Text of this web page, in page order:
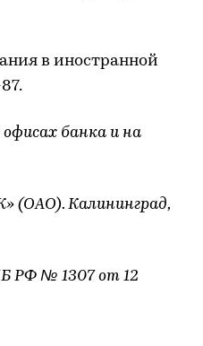
в иностранной
банка и на
(ОАО). Калининград,
РФ № 1307 от 12